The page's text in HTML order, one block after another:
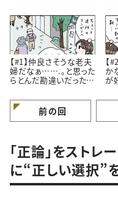
【#1】仲良さそうな老夫
婦だなぁ…….。と思った
らとんだ勘違いだったお
【
か
が
前の回
「正論」をストレ
に“正しい選択”